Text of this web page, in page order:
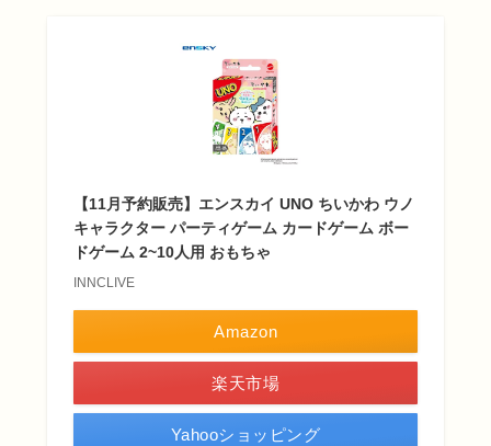
【11月予約販売】エンスカイ UNO ちいかわ ウノ
キャラクター パーティゲーム カードゲーム ボー
ドゲーム 2~10人用 おもちゃ
INNCLIVE
Amazon
楽天市場
Yahooショッピング